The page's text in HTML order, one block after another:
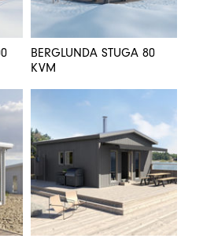
BERGLUNDA STUGA 80
KVM